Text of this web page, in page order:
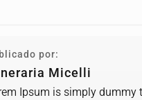
por:
Micelli
Ipsum is simply dummy